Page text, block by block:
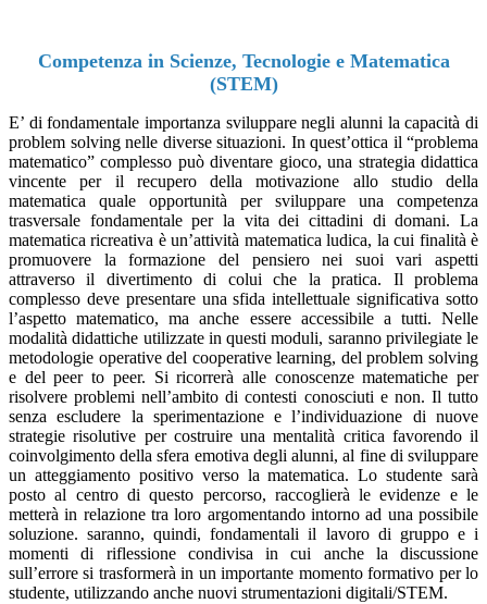
Competenza in Scienze, Tecnologie e Matematica
(STEM)
E’ di fondamentale importanza sviluppare negli alunni la capacità di
problem solving nelle diverse situazioni. In quest’ottica il “problema
matematico” complesso può diventare gioco, una strategia didattica
vincente per il recupero della motivazione allo studio della
matematica quale opportunità per sviluppare una competenza
trasversale fondamentale per la vita dei cittadini di domani. La
matematica ricreativa è un’attività matematica ludica, la cui finalità è
promuovere la formazione del pensiero nei suoi vari aspetti
attraverso il divertimento di colui che la pratica. Il problema
complesso deve presentare una sfida intellettuale significativa sotto
l’aspetto matematico, ma anche essere accessibile a tutti. Nelle
modalità didattiche utilizzate in questi moduli, saranno privilegiate le
metodologie operative del cooperative learning, del problem solving
e del peer to peer. Si ricorrerà alle conoscenze matematiche per
risolvere problemi nell’ambito di contesti conosciuti e non. Il tutto
senza escludere la sperimentazione e l’individuazione di nuove
strategie risolutive per costruire una mentalità critica favorendo il
coinvolgimento della sfera emotiva degli alunni, al fine di sviluppare
un atteggiamento positivo verso la matematica. Lo studente sarà
posto al centro di questo percorso, raccoglierà le evidenze e le
metterà in relazione tra loro argomentando intorno ad una possibile
soluzione. saranno, quindi, fondamentali il lavoro di gruppo e i
momenti di riflessione condivisa in cui anche la discussione
sull’errore si trasformerà in un importante momento formativo per lo
studente, utilizzando anche nuovi strumentazioni digitali/STEM.